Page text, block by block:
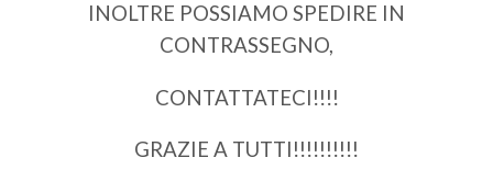
INOLTRE POSSIAMO SPEDIRE IN
CONTRASSEGNO,
CONTATTATECI!!!!
GRAZIE A TUTTI!!!!!!!!!!